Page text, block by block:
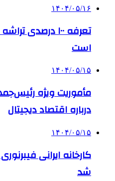
۱۴۰۴/۰۵/۱۶
تعرفه ۱۰۰ درصدی
است
۱۴۰۴/۰۵/۱۵
مأموریت ویژه
درباره اقتصاد دیجیتال
۱۴۰۴/۰۵/۱۵
کارخانه ایرانی
شد